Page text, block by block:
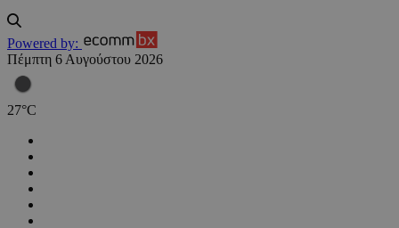
Powered by:
Πέμπτη 6 Αυγούστου 2026
27°C